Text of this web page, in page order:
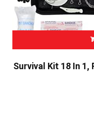
Survival Kit 18 In